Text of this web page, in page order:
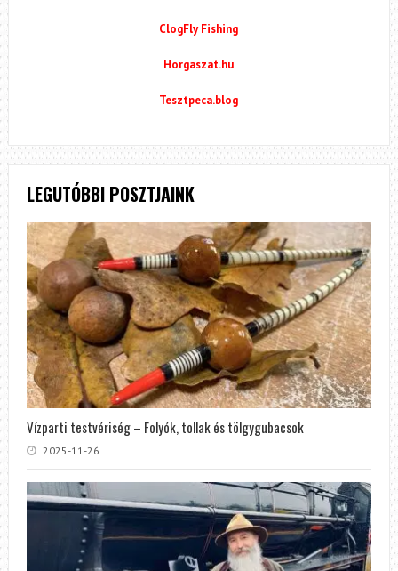
ClogFly Fishing
Horgaszat.hu
Tesztpeca.blog
LEGUTÓBBI POSZTJAINK
Vízparti testvériség – Folyók, tollak és tölgygubacsok
2025-11-26